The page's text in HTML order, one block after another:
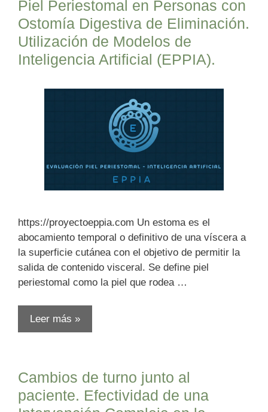
Piel Periestomal en Personas con
Ostomía Digestiva de Eliminación.
Utilización de Modelos de
Inteligencia Artificial (EPPIA).
https://proyectoeppia.com Un estoma es el
abocamiento temporal o definitivo de una víscera a
la superficie cutánea con el objetivo de permitir la
salida de contenido visceral. Se define piel
periestomal como la piel que rodea …
Leer más »
Cambios de turno junto al
paciente. Efectividad de una